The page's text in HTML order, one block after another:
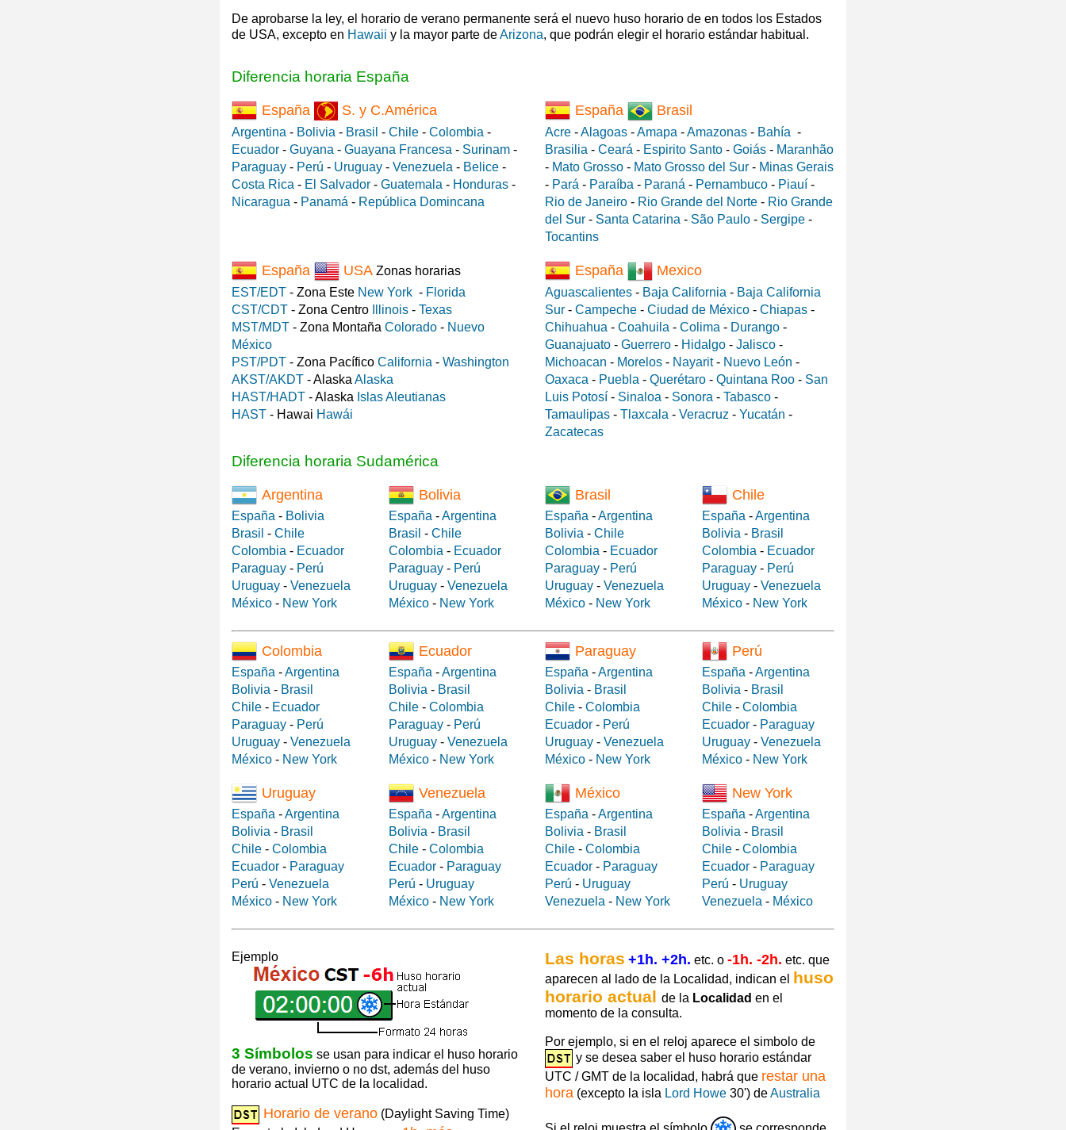
De aprobarse la ley, el horario de verano permanente será el nuevo huso horario de en todos los Estados
de USA, excepto en Hawaii y la mayor parte deArizona, que podrán elegir el horario estándar habitual.
Diferencia horaria España
España S. y C.América
Argentina - Bolivia - Brasil - Chile - Colombia -
Ecuador - Guyana - Guayana Francesa - Surinam -
Paraguay - Perú - Uruguay - Venezuela - Belice -
Costa Rica - El Salvador - Guatemala - Honduras -
Nicaragua - Panamá - República Domincana
España Brasil
Acre -Alagoas -Amapa -Amazonas - Bahía -
Brasilia - Ceará - Espirito Santo - Goiás - Maranhão
- Mato Grosso - Mato Grosso del Sur - Minas Gerais
- Pará - Paraíba - Paraná - Pernambuco - Piauí -
Rio de Janeiro - Rio Grande del Norte - Rio Grande
del Sur - Santa Catarina - São Paulo - Sergipe -
Tocantins
España USA Zonas horarias
EST/EDT - Zona Este New York - Florida
CST/CDT - Zona Centro Illinois - Texas
MST/MDT - Zona Montaña Colorado - Nuevo
México
PST/PDT - Zona Pacífico California - Washington
AKST/AKDT - Alaska Alaska
HAST/HADT - Alaska Islas Aleutianas
HAST - Hawai Hawái
España Mexico
Aguascalientes - Baja California - Baja California
Sur - Campeche - Ciudad de México - Chiapas -
Chihuahua - Coahuila - Colima - Durango -
Guanajuato - Guerrero - Hidalgo - Jalisco -
Michoacan - Morelos - Nayarit- Nuevo León -
Oaxaca - Puebla - Querétaro - Quintana Roo - San
Luis Potosí - Sinaloa - Sonora - Tabasco -
Tamaulipas - Tlaxcala - Veracruz - Yucatán -
Zacatecas
Diferencia horaria Sudamérica
Argentina
España - Bolivia
Brasil - Chile
Colombia - Ecuador
Paraguay - Perú
Uruguay - Venezuela
México - New York
Bolivia
España -Argentina
Brasil - Chile
Colombia - Ecuador
Paraguay- Perú
Uruguay- Venezuela
México- New York
Brasil
España -Argentina
Bolivia - Chile
Colombia - Ecuador
Paraguay - Perú
Uruguay - Venezuela
México - New York
Chile
España -Argentina
Bolivia - Brasil
Colombia - Ecuador
Paraguay- Perú
Uruguay- Venezuela
México- New York
Colombia
España -Argentina
Bolivia - Brasil
Chile - Ecuador
Paraguay - Perú
Uruguay - Venezuela
México - New York
Ecuador
España -Argentina
Bolivia - Brasil
Chile- Colombia
Paraguay- Perú
Uruguay- Venezuela
México- New York
Paraguay
España -Argentina
Bolivia - Brasil
Chile - Colombia
Ecuador - Perú
Uruguay - Venezuela
México - New York
Perú
España -Argentina
Bolivia - Brasil
Chile- Colombia
Ecuador- Paraguay
Uruguay- Venezuela
México- New York
Uruguay
España -Argentina
Bolivia - Brasil
Chile - Colombia
Ecuador - Paraguay
Perú - Venezuela
México - New York
Venezuela
España -Argentina
Bolivia - Brasil
Chile- Colombia
Ecuador- Paraguay
Perú - Uruguay
México- New York
México
España -Argentina
Bolivia - Brasil
Chile - Colombia
Ecuador - Paraguay
Perú - Uruguay
Venezuela - New York
New York
España -Argentina
Bolivia - Brasil
Chile- Colombia
Ecuador- Paraguay
Perú - Uruguay
Venezuela - México
Ejemplo
3 Símbolos se usan para indicar el huso horario
de verano, invierno o no dst, además del huso
horario actual UTC de la localidad.
Horario de verano (Daylight Saving Time)
Las horas +1h. +2h. etc. o -1h. -2h. etc. que
aparecen al lado de la Localidad, indican el huso
horario actual de la Localidad en el
momento de la consulta.
Por ejemplo, si en el reloj aparece el simbolo de
y se desea saber el huso horario estándar
UTC / GMT de la localidad, habrá que restar una
hora (excepto la isla Lord Howe 30') deAustralia